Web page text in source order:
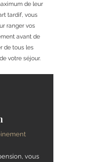
de leur
tardif, vous
ranger vos
avant de
de tous les
votre séjour.
vous